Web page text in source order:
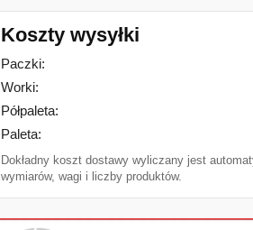
Koszty wysyłki
Paczki:
Worki:
Półpaleta:
Paleta:
Dokładny koszt dostawy wyliczany jest
wymiarów, wagi i liczby produktów.